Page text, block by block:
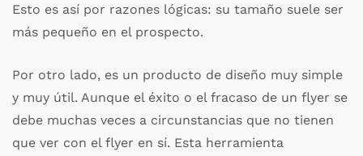
Esto es así por razones lógicas: su tamaño suele ser
más pequeño en el prospecto.
Por otro lado, es un producto de diseño muy simple
y muy útil. Aunque el éxito o el fracaso de un flyer se
debe muchas veces a circunstancias que no tienen
que ver con el flyer en sí. Esta herramienta